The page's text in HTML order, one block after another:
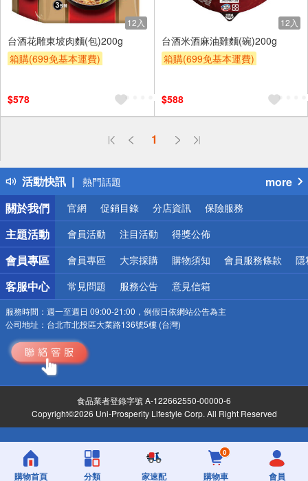
12入
台酒花雕東坡肉麵(包)200g
箱購(699免基本運費)
$578
12入
台酒米酒麻油雞麵(碗)200g
箱購(699免基本運費)
$588
1
活動快訊
偏遠地區配送
得獎公告
熱門話題
銀行優惠
偏遠地區配送
詐騙網頁！請小心！
more
關於我們
官網 促銷目錄 分店資訊 保險服務
主題活動 會員活動 注目活動 得獎公佈
會員專區 會員專區 大宗採購 購物須知 會員服務條款 隱
客服中心 常見問題 服務公告 意見信箱
服務時間： 週一至週日 09:00-21:00，例假日依網站公告為主
公司地址： 台北市北投區大業路136號5樓 (台灣)
食品業者登錄字號 A-122662550-00000-6
Copyright©2026 Uni-Prosperity Lifestyle Corp. All Right Reserved
購物首頁 分類 家速配
0
購物車 會員